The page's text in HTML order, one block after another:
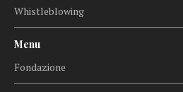
Whistleblowing
Menu
Fondazione